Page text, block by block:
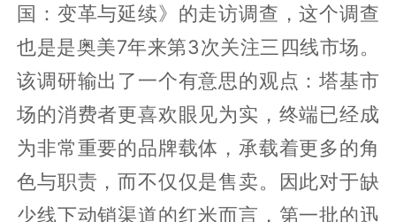
国：变革与延续》的走访调查，这个调查
也是是奥美7年来第3次关注三四线市场。
该调研输出了一个有意思的观点：塔基市
场的消费者更喜欢眼见为实，终端已经成
为非常重要的品牌载体，承载着更多的角
色与职责，而不仅仅是售卖。因此对于缺
少线下动销渠道的红米而言，第一批的迅